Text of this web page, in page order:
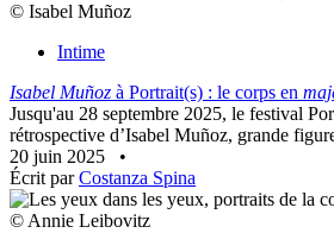
© Isabel Muñoz
Intime
Isabel Muñoz à Portrait(s) : le corps en
Jusqu'au 28 septembre 2025, le festival
rétrospective d’Isabel Muñoz, grande
20 juin 2025
•
Écrit parCostanza Spina
© Annie Leibovitz